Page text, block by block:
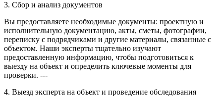
3. Сбор и анализ документов
Вы предоставляете необходимые документы: проектную и
исполнительную документацию, акты, сметы, фотографии,
переписку с подрядчиками и другие материалы, связанные с
объектом. Наши эксперты тщательно изучают
предоставленную информацию, чтобы подготовиться к
выезду на объект и определить ключевые моменты для
проверки. ---
4. Выезд эксперта на объект и проведение обследования